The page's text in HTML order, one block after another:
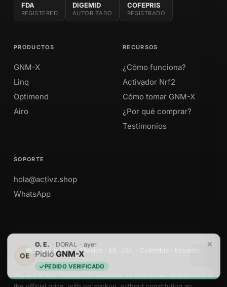
OE
O. E. · DORAL · ayer
PidióGNM-X
PEDIDO VERIFICADO
FDA
REGISTERED
DIGEMID
AUTORIZADO
COFEPRIS
REGISTRADO
PRODUCTOS
GNM-X
Linq
Optimend
Airo
RECURSOS
¿Cómo funciona?
Activador Nrf2
Cómo tomar GNM-X
¿Por qué comprar?
Testimonios
SOPORTE
hola@activz.shop
WhatsApp
Envíos a Perú · México · EE. UU. · Colombia · Ecuador
We sell Activz Global LLC products as authorized distributors at